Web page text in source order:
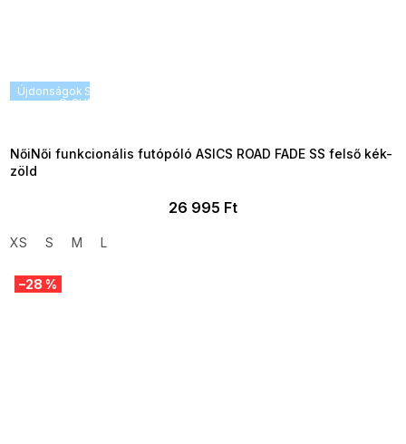
Újdonságok SUMMER SALE -35% ?
G_SUMMER35:35:HUF:P:f!2026-
NőiNői funkcionális futópóló ASICS ROAD FADE SS felső kék-
zöld
26 995 Ft
XS S M L
–28 %